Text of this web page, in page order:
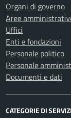
Organi di governo
Aree
Uffici
Enti e fondazioni
Personale politico
Personale
Documenti e dati
CATEGORIE DI